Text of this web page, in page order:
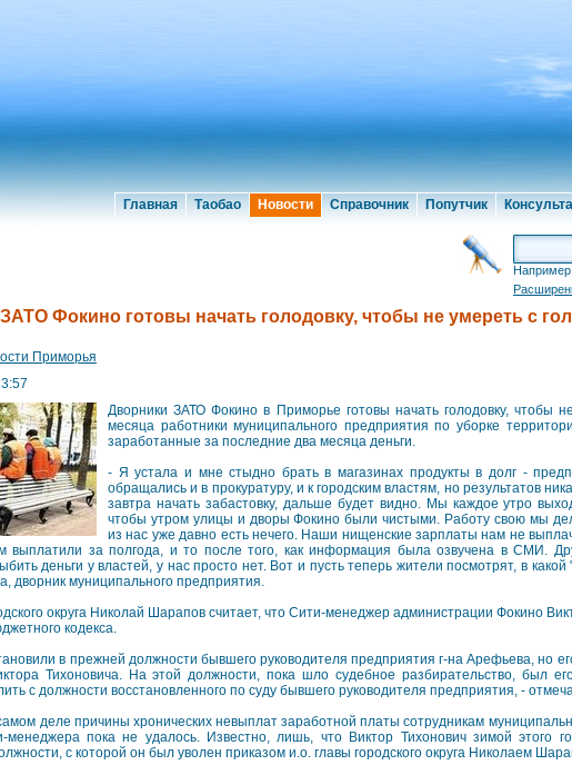
Главная Таобао Новости Справочник Попутчик
Например:
Фокино готовы начать голодовку, чтобы не умереть с
Приморья
Дворники ЗАТО Фокино в Приморье готовы начать голодовку, чтобы
месяца работники муниципального предприятия по уборке
заработанные за последние два месяца деньги.
- Я устала и мне стыдно брать в магазинах продукты в долг -
обращались и в прокуратуру, и к городским властям, но результатов
завтра начать забастовку, дальше будет видно. Мы каждое утро
чтобы утром улицы и дворы Фокино были чистыми. Работу свою мы
из нас уже давно есть нечего. Наши нищенские зарплаты нам не
выплатили за полгода, и то после того, как информация была озвучена в СМИ.
деньги у властей, у нас просто нет. Вот и пусть теперь жители посмотрят, в
дворник муниципального предприятия.
округа Николай Шарапов считает, что Сити-менеджер администрации Фокино
кодекса.
в прежней должности бывшего руководителя предприятия г-на Арефьева, но
Тихоновича. На этой должности, пока шло судебное разбирательство, был
с должности восстановленного по суду бывшего руководителя предприятия, -
деле причины хронических невыплат заработной платы сотрудникам
менеджера пока не удалось. Известно, лишь, что Виктор Тихонович зимой этого
с которой он был уволен приказом и.о. главы городского округа Николаем